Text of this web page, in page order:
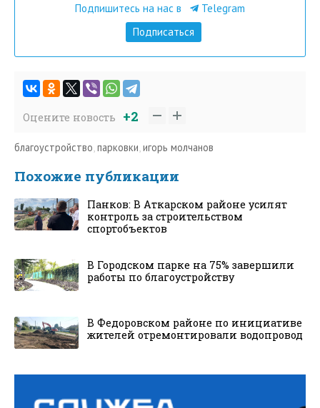
Подпишитесь на нас в
Telegram
Подписаться
Оцените новость +2
благоустройство,парковки,игорь молчанов
Похожие публикации
Панков: В Аткарском районе усилят
контроль за строительством
спортобъектов
В Городском парке на 75% завершили
работы по благоустройству
В Федоровском районе по инициативе
жителей отремонтировали водопровод